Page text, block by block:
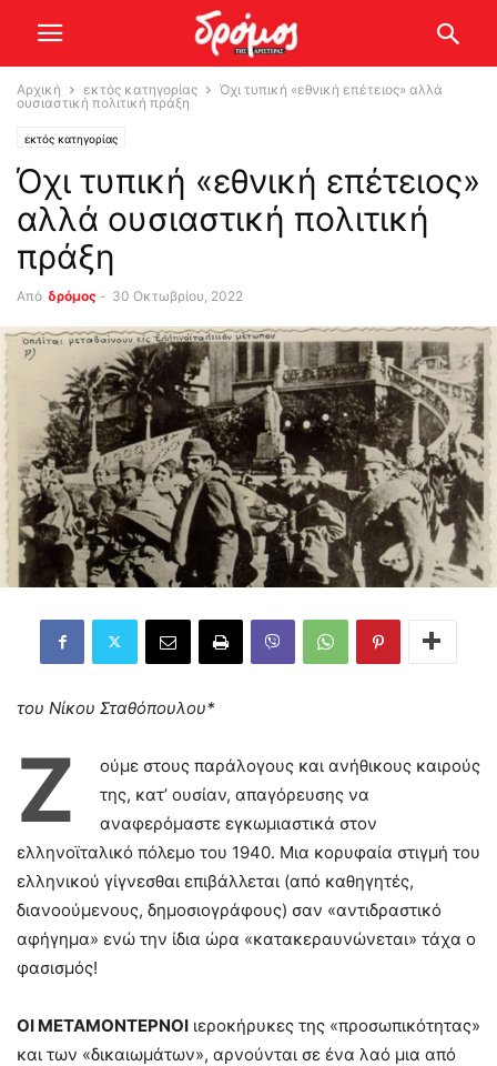
Αρχική εκτός κατηγορίας
Όχι τυπική «εθνική επέτειος» αλλά
ουσιαστική πολιτική πράξη
εκτός κατηγορίας
Όχι τυπική «εθνική επέτειος»
αλλά ουσιαστική πολιτική
πράξη
Από δρόμος - 30 Οκτωβρίου, 2022
του Νίκου Σταθόπουλου*
Ζ
ούμε στους παράλογους και ανήθικους καιρούς
της, κατ’ ουσίαν, απαγόρευσης να
αναφερόμαστε εγκωμιαστικά στον
ελληνοϊταλικό πόλεμο του 1940. Μια κορυφαία στιγμή του
ελληνικού γίγνεσθαι επιβάλλεται (από καθηγητές,
διανοούμενους, δημοσιογράφους) σαν «αντιδραστικό
αφήγημα» ενώ την ίδια ώρα «κατακεραυνώνεται» τάχα ο
φασισμός!
ΟΙ ΜΕΤΑΜΟΝΤΕΡΝΟΙ ιεροκήρυκες της «προσωπικότητας»
και των «δικαιωμάτων», αρνούνται σε ένα λαό μια από